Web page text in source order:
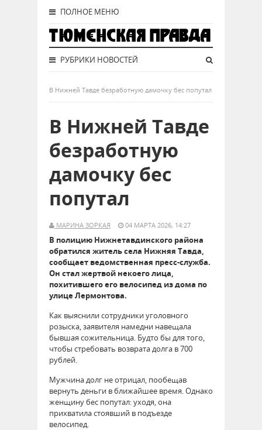
ПОЛНОЕ МЕНЮ
РУБРИКИ НОВОСТЕЙ
В Нижней Тавде безработную дамочку бес попутал
В Нижней Тавде
безработную
дамочку бес
попутал
МАРИНА ЗОРКАЯ 04 МАРТА 2026, 14:27
В полицию Нижнетавдинского района
обратился житель села Нижняя Тавда,
сообщает ведомственная пресс-служба.
Он стал жертвой некоего лица,
похитившего его велосипед из дома по
улице Лермонтова.
Как выяснили сотрудники уголовного
розыска, заявителя намедни навещала
бывшая сожительница. Будто бы для того,
чтобы стребовать возврата долга в 700
рублей.
Мужчина долг не отрицал, пообещав
вернуть деньги в ближайшее время. Однако
женщину бес попутал: уходя, она
прихватила стоявший в подъезде
велосипед.